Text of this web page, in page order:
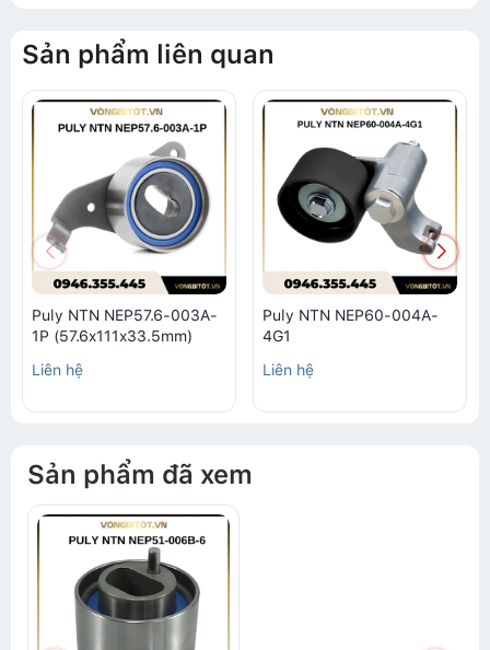
Sản phẩm liên quan
Puly NTN NEP57.6-003A-
1P (57.6x111x33.5mm)
Liên hệ
Puly NTN NEP60-004A-
4G1
Liên hệ
Sản phẩm đã xem